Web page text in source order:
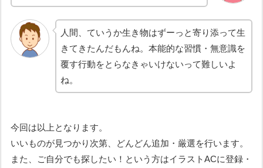
人間、ていうか生き物はずーっと寄り添って生
きてきたんだもんね。本能的な習慣・無意識を
覆す行動をとらなきゃいけないって難しいよ
ね。
今回は以上となります。
いいものが見つかり次第、どんどん追加・厳選を行います。
また、ご自分でも探したい！という方はイラストACに登録・